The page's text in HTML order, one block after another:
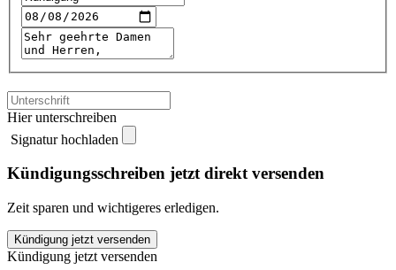
Hier unterschreiben
Signatur hochladen
Kündigungsschreiben jetzt direkt versenden
Zeit sparen und wichtigeres erledigen.
Cash
Card
Kündigung jetzt versenden
Kündigung jetzt versenden